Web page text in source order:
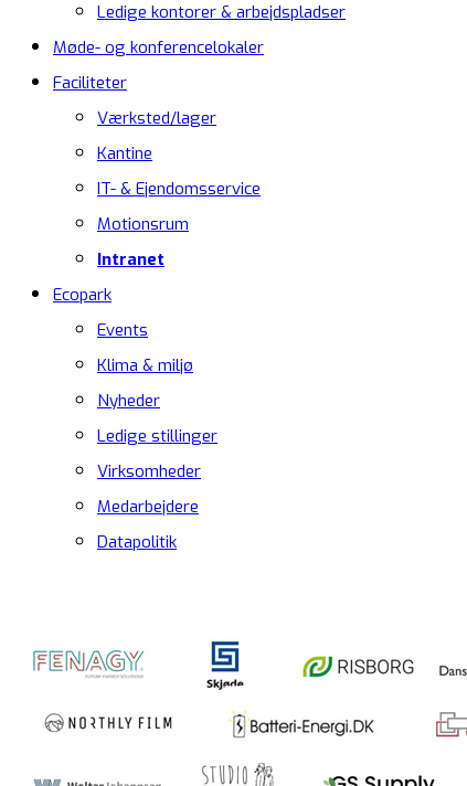
Ledige kontorer & arbejdspladser
Møde- og konferencelokaler
Faciliteter
Værksted/lager
Kantine
IT- & Ejendomsservice
Motionsrum
Intranet
Ecopark
Events
Klima & miljø
Nyheder
Ledige stillinger
Virksomheder
Medarbejdere
Datapolitik